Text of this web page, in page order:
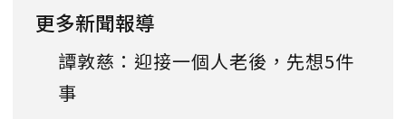
更多新聞報導
譚敦慈：迎接一個人老後，先想5件
事